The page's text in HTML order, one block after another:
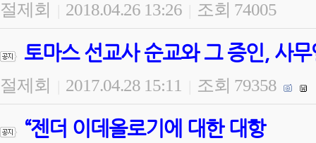
절제회 2018.04.26 13:26 조회 74005
토마스 선교사 순교와 그 증인, 사
절제회 2017.04.28 15:11 조회 79358
“젠더 이데올로기에 대한 대항